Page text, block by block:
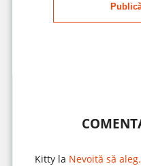
Kittyla Nevoită să